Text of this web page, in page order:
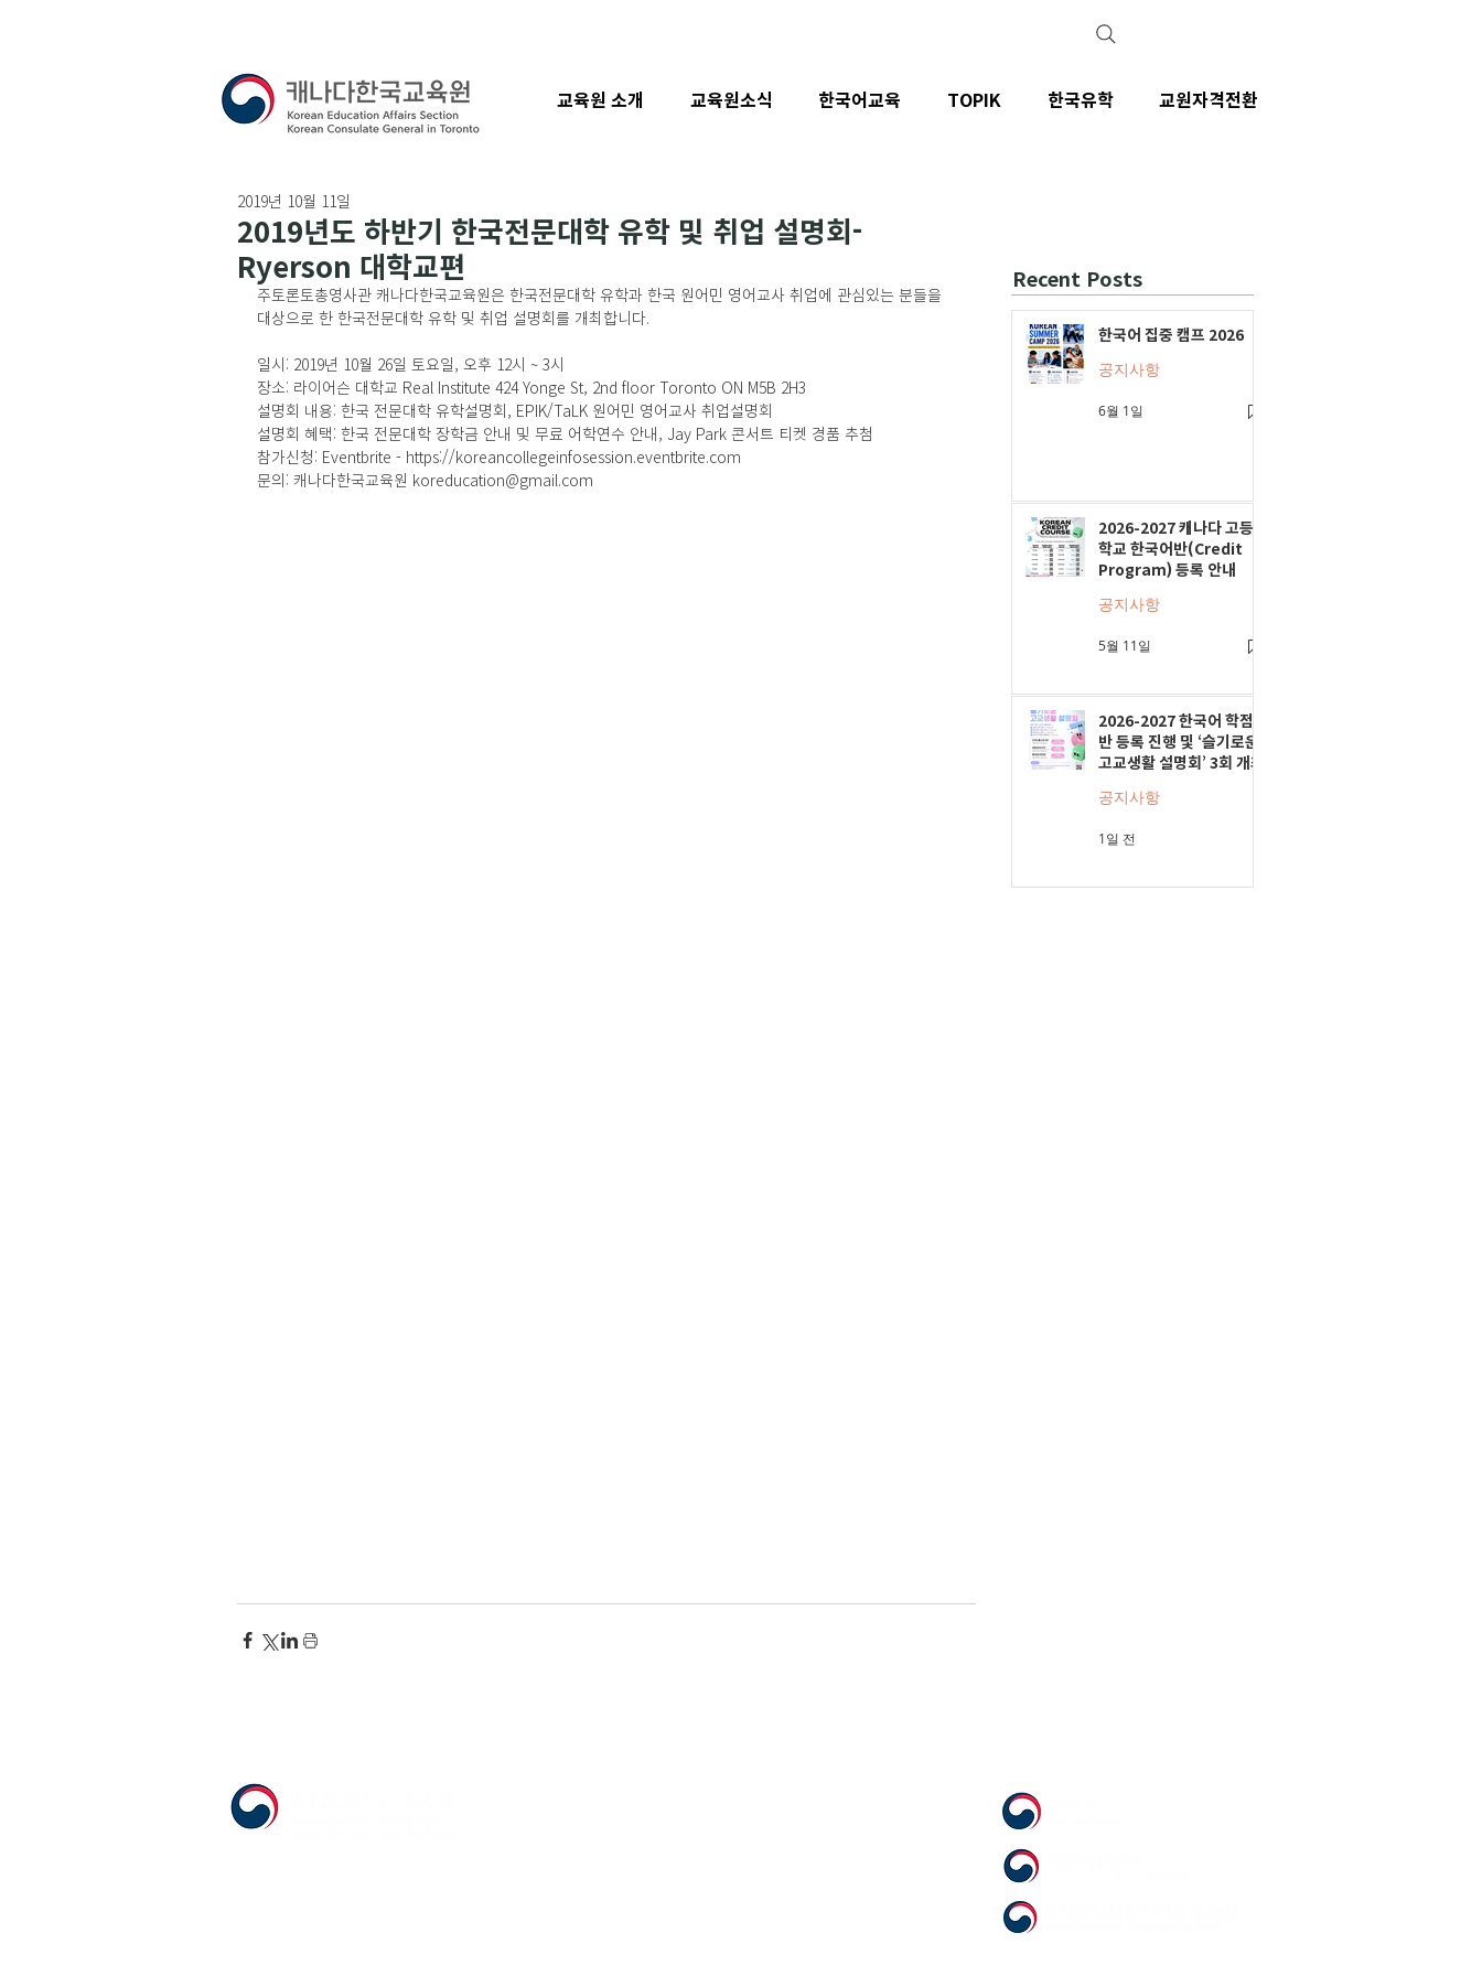
2019년도 하반기 한국전문대학 유학 및 취업 설명회-
Ryerson 대학교편
2019년 10월 11일
주토론토총영사관 캐나다한국교육원은 한국전문대학 유학과 한국 원어민 영어교사 취업에 관심있는 분들을
대상으로 한 한국전문대학 유학 및 취업 설명회를 개최합니다.
일시: 2019년 10월 26일 토요일, 오후 12시 ~ 3시
장소: 라이어슨 대학교 Real Institute 424 Yonge St, 2nd floor Toronto ON M5B 2H3
설명회 내용: 한국 전문대학 유학설명회, EPIK/TaLK 원어민 영어교사 취업설명회
설명회 혜택: 한국 전문대학 장학금 안내 및 무료 어학연수 안내, Jay Park 콘서트 티켓 경품 추첨
참가신청: Eventbrite - https://koreancollegeinfosession.eventbrite.com
문의: 캐나다한국교육원 koreducation@gmail.com
Recent Posts
한국어 집중 캠프 2026
공지사항
6월 1일
2026-2027 캐나다 고등
학교 한국어반(Credit
Program) 등록 안내
공지사항
5월 11일
2026-2027 한국어 학점
반 등록 진행 및 ‘슬기로운
고교생활 설명회’ 3회 개최
공지사항
1일 전
교육원 소개 교육원소식 한국어교육 TOPIK 한국유학 교원자격전환